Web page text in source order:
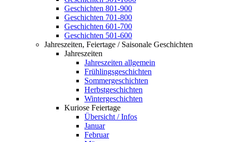
Geschichten 801-900
Geschichten 701-800
Geschichten 601-700
Geschichten 501-600
Jahreszeiten, Feiertage / Saisonale Geschichten
Jahreszeiten
Jahreszeiten allgemein
Frühlingsgeschichten
Sommergeschichten
Herbstgeschichten
Wintergeschichten
Kuriose Feiertage
Übersicht / Infos
Januar
Februar